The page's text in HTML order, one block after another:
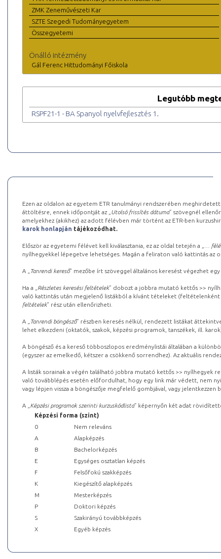
ZMK Zeneművészeti Kar
SZTE Szegedi Tudományegyetem
Összegyetemi
Önálló intézmény
Gál Ferenc Hittudományi Főiskola
Legutóbb
RSPF21-1 - BA Spanyol nyelvfejlesztés 1.
Ezen az oldalon az egyetem ETR tanulmányi rendszerében
áttöltésre, ennek időpontját az „ Utolsó frissítés dátuma” szövegnél
amelyekhez (akikhez) az adott félévben már történt az ETR-ben
karok honlapján tájékozódhat.
Először az egyetemi félévet kell kiválasztania, ez az oldal tetején a „
…
nyílhegyekkel lépegetve lehetséges. Magán a feliraton való kattintás az
A „ Tanrendi kereső” mezőbe írt szöveggel általános keresést végezhet
Ha a „ Részletes keresési feltételek” dobozt a jobbra mutató kettős >>
való kattintás után megjelenő listákból a kívánt tételeket (feltételenként
feltételek” rész után ellenőrizheti.
A „ Tanrendi böngésző” részben keresés nélkül, rendezett listákat
lehet elkezdeni (oktatók, szakok, képzési programok, tanszékek, ill.
A böngésző és a kereső többoszlopos eredménylistái általában a
(egyszer az emelkedő, kétszer a csökkenő sorrendhez). Az aktuális
A listák sorainak a végén található jobbra mutató kettős >> nyílhegyek
való továbblépés esetén előfordulhat, hogy egy link már védett, nem
vagy lépjen vissza a böngészője megfelelő gombjával, vagy
A „ Képzési programok szerinti kurzuskódlista” képernyőn két adat
Képzési forma (szint)
0
Nem releváns
A
Alapképzés
B
Bachelorképzés
E
Egységes osztatlan képzés
F
Felsőfokú szakképzés
K
Kiegészítő alapképzés
M
Mesterképzés
P
Doktori képzés
S
Szakirányú továbbképzés
X
Egyéb képzés